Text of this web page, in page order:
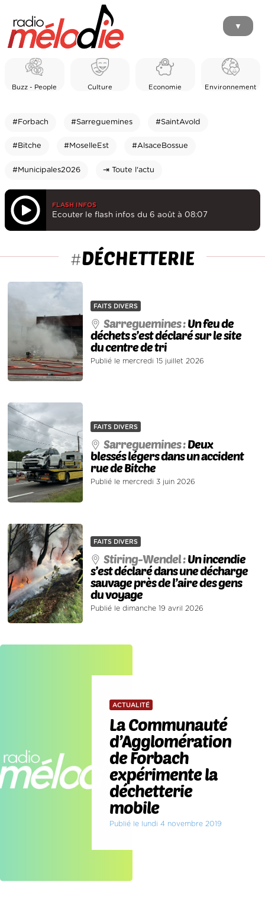
▼
Buzz - People Culture Economie Environnement
#Forbach #Sarreguemines #SaintAvold
#Bitche #MoselleEst #AlsaceBossue
#Municipales2026 ⇥ Toute l'actu
FLASH INFOS
Ecouter le flash infos du 6 août à 08:07
#DÉCHETTERIE
FAITS DIVERS
Sarreguemines :Un feu de
déchets s’est déclaré sur le site
du centre de tri
Publié le mercredi 15 juillet 2026
FAITS DIVERS
Sarreguemines :Deux
blessés légers dans un accident
rue de Bitche
Publié le mercredi 3 juin 2026
FAITS DIVERS
Stiring-Wendel :Un incendie
s’est déclaré dans une décharge
sauvage près de l’aire des gens
du voyage
Publié le dimanche 19 avril 2026
ACTUALITÉ
La Communauté
d’Agglomération
de Forbach
expérimente la
déchetterie
mobile
Publié le lundi 4 novembre 2019